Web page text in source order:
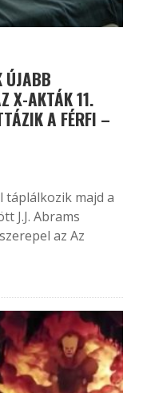
ÚJABB
X-AKTÁK 11.
A FÉRFI –
táplálkozik majd a
J.J. Abrams
az Az